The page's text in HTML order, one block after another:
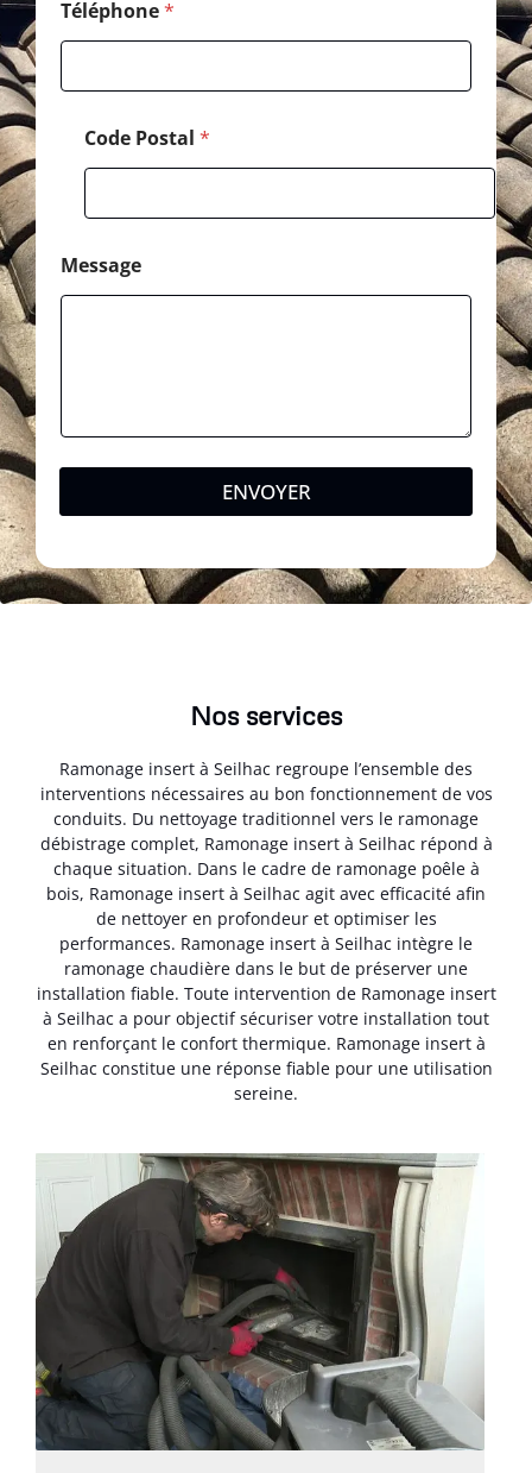
Téléphone*
Code Postal *
Message
ENVOYER
Nos services
Ramonage insert à Seilhac regroupe l’ensemble des
interventions nécessaires au bon fonctionnement de vos
conduits. Du nettoyage traditionnel vers le ramonage
débistrage complet, Ramonage insert à Seilhac répond à
chaque situation. Dans le cadre de ramonage poêle à
bois, Ramonage insert à Seilhac agit avec efficacité afin
de nettoyer en profondeur et optimiser les
performances. Ramonage insert à Seilhac intègre le
ramonage chaudière dans le but de préserver une
installation fiable. Toute intervention de Ramonage insert
à Seilhac a pour objectif sécuriser votre installation tout
en renforçant le confort thermique. Ramonage insert à
Seilhac constitue une réponse fiable pour une utilisation
sereine.